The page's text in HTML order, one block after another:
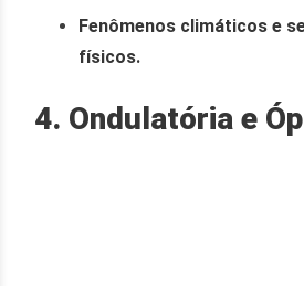
Fenômenos climáticos e
físicos.
4. Ondulatória e